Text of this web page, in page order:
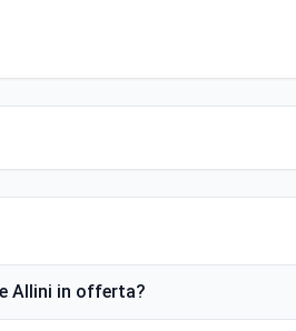
Allini in offerta?